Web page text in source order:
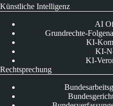
Künstliche Intelligenz
AI
Grundrechte-
KI-
KI-
KI-
Rechtsprechung